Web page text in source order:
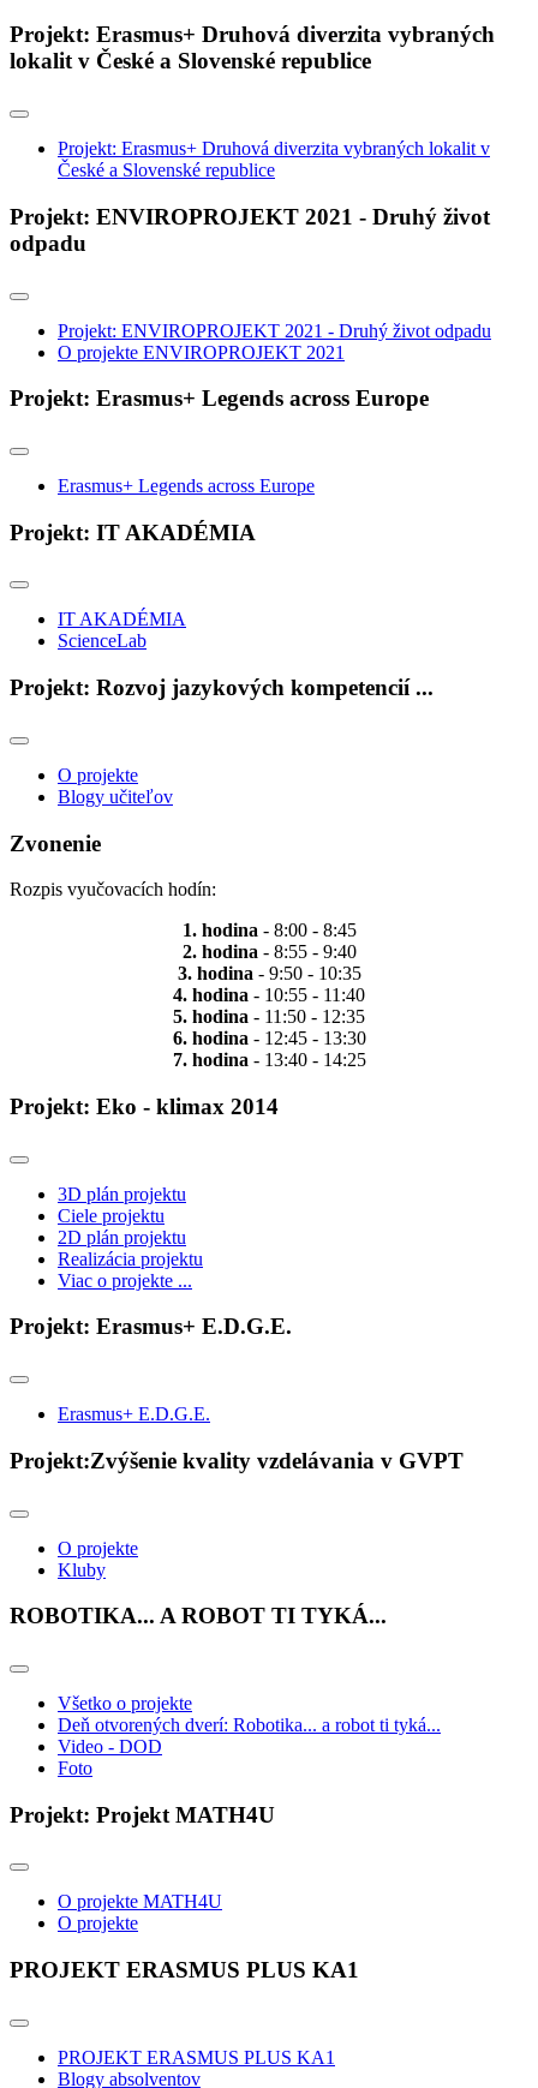
Projekt: Erasmus+ Druhová diverzita vybraných
lokalit v České a Slovenské republice
Projekt: Erasmus+ Druhová diverzita vybraných lokalit v
České a Slovenské republice
Projekt: ENVIROPROJEKT 2021 - Druhý život
odpadu
Projekt: ENVIROPROJEKT 2021 - Druhý život odpadu
O projekte ENVIROPROJEKT 2021
Projekt: Erasmus+ Legends across Europe
Erasmus+ Legends across Europe
Projekt: IT AKADÉMIA
IT AKADÉMIA
ScienceLab
Projekt: Rozvoj jazykových kompetencií ...
O projekte
Blogy učiteľov
Zvonenie
Rozpis vyučovacích hodín:
1. hodina - 8:00 - 8:45
2. hodina - 8:55 - 9:40
3. hodina - 9:50 - 10:35
4. hodina - 10:55 - 11:40
5. hodina - 11:50 - 12:35
6. hodina - 12:45 - 13:30
7. hodina - 13:40 - 14:25
Projekt: Eko - klimax 2014
3D plán projektu
Ciele projektu
2D plán projektu
Realizácia projektu
Viac o projekte ...
Projekt: Erasmus+ E.D.G.E.
Erasmus+ E.D.G.E.
Projekt:Zvýšenie kvality vzdelávania v GVPT
O projekte
Kluby
ROBOTIKA... A ROBOT TI TYKÁ...
Všetko o projekte
Deň otvorených dverí: Robotika... a robot ti tyká...
Video - DOD
Foto
Projekt: Projekt MATH4U
O projekte MATH4U
O projekte
PROJEKT ERASMUS PLUS KA1
PROJEKT ERASMUS PLUS KA1
Blogy absolventov